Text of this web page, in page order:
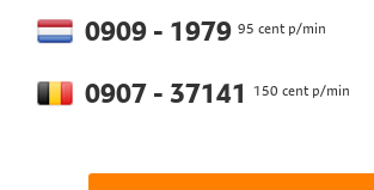
0909 - 1979 95 cent p/min
0907 - 37141 150 cent p/min